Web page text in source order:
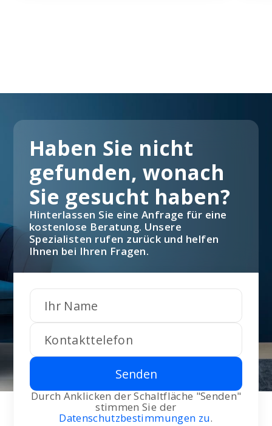
Senden
Durch Anklicken der Schaltfläche "Senden"
stimmen Sie der
Datenschutzbestimmungen zu.
Haben Sie nicht
gefunden, wonach
Sie gesucht haben?
Hinterlassen Sie eine Anfrage für eine
kostenlose Beratung. Unsere
Spezialisten rufen zurück und helfen
Ihnen bei Ihren Fragen.